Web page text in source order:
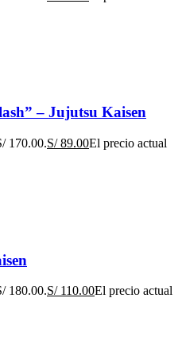
– Jujutsu Kaisen
170.00.S/89.00El precio actual
180.00.S/110.00El precio actual